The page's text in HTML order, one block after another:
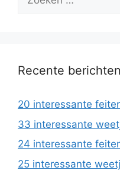
Recente berichten
20 interessante
33 interessante
24 interessante
25 interessante